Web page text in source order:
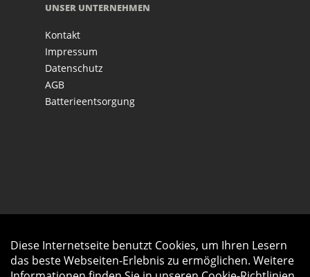
UNSER UNTERNEHMEN
Kontakt
Impressum
Datenschutz
AGB
Batterieentsorgung
Diese Internetseite benutzt Cookies, um Ihren Lesern
das beste Webseiten-Erlebnis zu ermöglichen. Weitere
Auftrag widerrufen